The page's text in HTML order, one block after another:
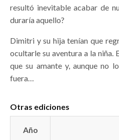
resultó inevitable acabar de
duraría aquello?
Dimitri y su hija tenían que
ocultarle su aventura a la
que su amante y, aunque no
fuera…
Otras ediciones
Año